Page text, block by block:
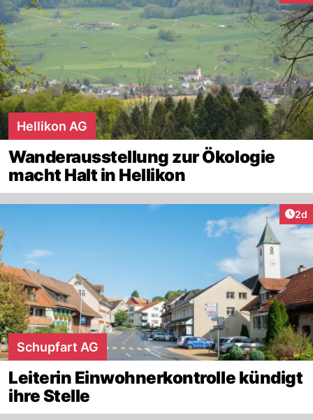
Hellikon AG
Wanderausstellung zur Ökologie
macht Halt in Hellikon
2d
Schupfart AG
Leiterin Einwohnerkontrolle kündigt
ihre Stelle